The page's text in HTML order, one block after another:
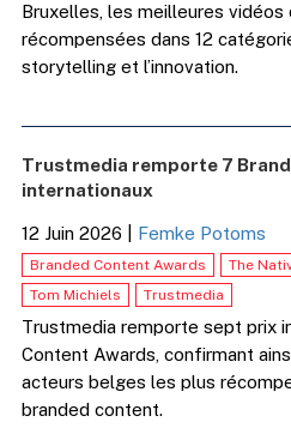
Bruxelles, les meilleures
récompensées dans 12
storytelling et l’innovation.
Trustmedia remporte 7
internationaux
12 Juin 2026 Femke Potoms
Branded Content Awards
The
Tom Michiels
Trustmedia
Trustmedia remporte sept prix
Content Awards, confirmant
acteurs belges les plus
branded content.